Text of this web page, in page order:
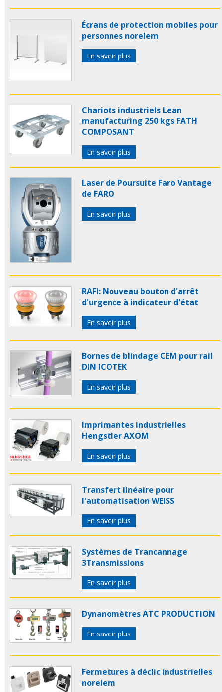
Écrans de protection mobiles pour
personnes norelem
En savoir plus
Chariots industriels Lean
manufacturing 250 kgs FATH
COMPOSANT
En savoir plus
Laser de Poursuite Faro Vantage
de FARO
En savoir plus
RAFI: Nouveau bouton d'arrêt
d'urgence à indicateur d'état
En savoir plus
Bornes de blindage CEM pour rail
DIN ICOTEK
En savoir plus
Imprimantes industrielles
Hengstler AXOM
En savoir plus
Transfert linéaire pour
l'automatisation WEISS
En savoir plus
Systèmes de Trancannage
3Transmissions
En savoir plus
Dynanomètres ATC PRODUCTION
En savoir plus
Fermetures à déclic industrielles
norelem